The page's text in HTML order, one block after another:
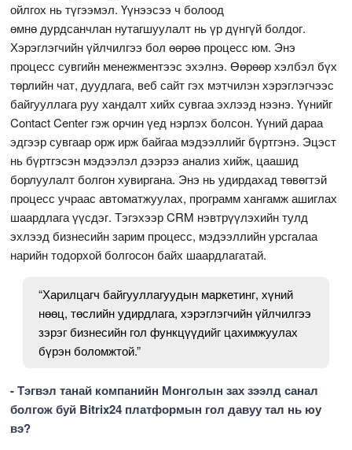
ойлгох нь түгээмэл. Үүнээсээ ч болоод
өмнө дурдсанчлан нутагшуулалт нь үр дүнгүй болдог.
Хэрэглэгчийн үйлчилгээ бол өөрөө процесс юм. Энэ
процесс сувгийн менежментээс эхэлнэ. Өөрөөр хэлбэл бүх
төрлийн чат, дуудлага, веб сайт гэх мэтчилэн хэрэглэгчээс
байгууллага руу хандалт хийх сувгаа эхлээд нээнэ. Үүнийг
Contact Center гэж орчин үед нэрлэх болсон. Үүний дараа
эдгээр сувгаар орж ирж байгаа мэдээллийг бүртгэнэ. Эцэст
нь бүртгэсэн мэдээлэл дээрээ анализ хийж, цаашид
борлуулалт болгон хувиргана. Энэ нь удирдахад төвөгтэй
процесс учраас автоматжуулах, программ хангамж ашиглах
шаардлага үүсдэг. Тэгэхээр CRM нэвтрүүлэхийн тулд
эхлээд бизнесийн зарим процесс, мэдээллийн урсгалаа
нарийн тодорхой болгосон байх шаардлагатай.
“Харилцагч байгууллагуудын маркетинг, хүний
нөөц, төслийн удирдлага, хэрэглэгчийн үйлчилгээ
зэрэг бизнесийн гол функцүүдийг цахимжуулах
бүрэн боломжтой.”
- Тэгвэл танай компанийн Монголын зах зээлд санал
болгож буй Bitrix24 платформын гол давуу тал нь юу
вэ?